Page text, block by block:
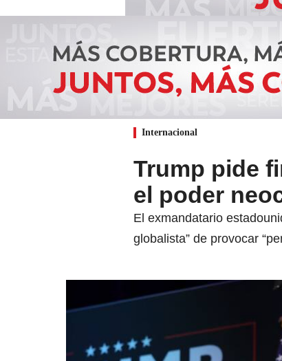
Internacional
Trump pide
el poder
El exmandatario
globalista” de provocar